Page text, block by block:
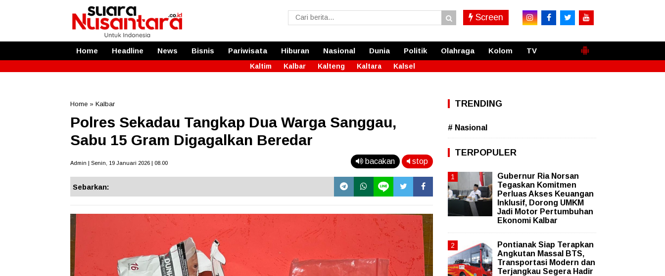
Screen
Home Headline News Bisnis Pariwisata Hiburan Nasional Dunia Politik Olahraga Kolom TV
Kaltim Kalbar Kalteng Kaltara Kalsel
Home » Kalbar
Polres Sekadau Tangkap Dua Warga Sanggau,
Sabu 15 Gram Digagalkan Beredar
Admin | Senin, 19 Januari 2026 | 08.00 bacakan stop
Sebarkan:
TRENDING
# Nasional
TERPOPULER
Gubernur Ria Norsan
Tegaskan Komitmen
Perluas Akses Keuangan
Inklusif, Dorong UMKM
Jadi Motor Pertumbuhan
Ekonomi Kalbar
Pontianak Siap Terapkan
Angkutan Massal BTS,
Transportasi Modern dan
Terjangkau Segera Hadir